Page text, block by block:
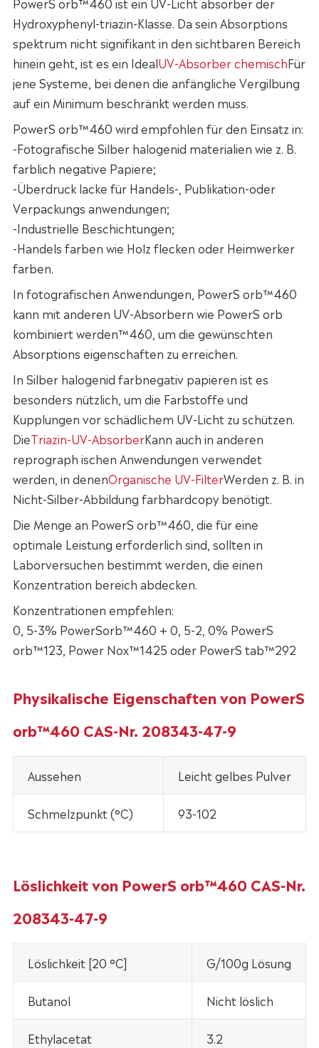
Hydroxyphenyl-triazin-Klasse. Da sein Absorptions
spektrum nicht signifikant in den sichtbaren Bereich
hinein geht, ist es ein IdealUV-Absorber chemischFür
jene Systeme, bei denen die anfängliche Vergilbung
auf ein Minimum beschränkt werden muss.
PowerS orb™460 wird empfohlen für den Einsatz in:
-Fotografische Silber halogenid materialien wie z. B.
farblich negative Papiere;
-Überdruck lacke für Handels-, Publikation-oder
Verpackungs anwendungen;
-Industrielle Beschichtungen;
-Handels farben wie Holz flecken oder Heimwerker
farben.
In fotografischen Anwendungen, PowerS orb™460
kann mit anderen UV-Absorbern wie PowerS orb
kombiniert werden™460, um die gewünschten
Absorptions eigenschaften zu erreichen.
In Silber halogenid farbnegativ papieren ist es
besonders nützlich, um die Farbstoffe und
Kupplungen vor schädlichem UV-Licht zu schützen.
DieTriazin-UV-AbsorberKann auch in anderen
reprograph ischen Anwendungen verwendet
werden, in denenOrganische UV-FilterWerden z. B. in
Nicht-Silber-Abbildung farbhardcopy benötigt.
Die Menge an PowerS orb™460, die für eine
optimale Leistung erforderlich sind, sollten in
Laborversuchen bestimmt werden, die einen
Konzentration bereich abdecken.
Konzentrationen empfehlen:
0, 5-3% PowerSorb™460 + 0, 5-2, 0% PowerS
orb™123, Power Nox™1425 oder PowerS tab™292
Physikalische Eigenschaften von PowerS
orb™460 CAS-Nr. 208343-47-9
Aussehen Leicht gelbes Pulver
Schmelzpunkt (°C) 93-102
Löslichkeit von PowerS orb™460 CAS-Nr.
208343-47-9
Löslichkeit [20 °C] G/100g Lösung
Butanol Nicht löslich
Ethylacetat 3.2